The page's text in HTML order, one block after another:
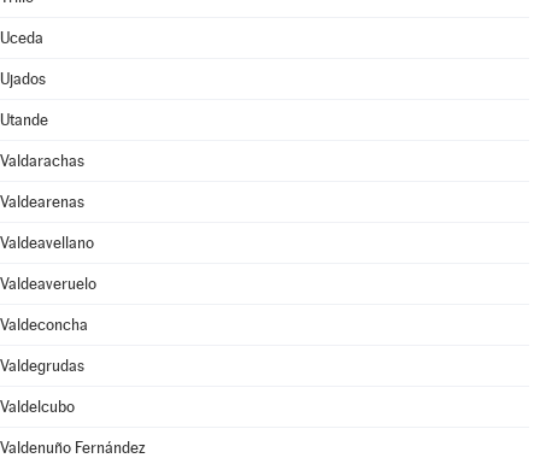
Uceda
Ujados
Utande
Valdarachas
Valdearenas
Valdeavellano
Valdeaveruelo
Valdeconcha
Valdegrudas
Valdelcubo
Valdenuño Fernández